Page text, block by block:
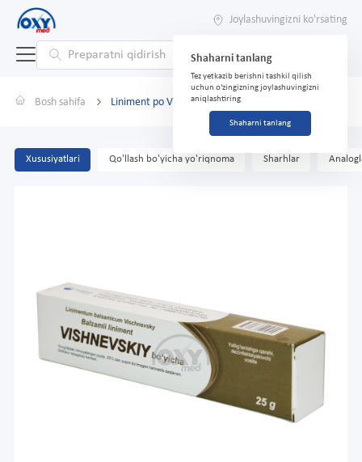
Joylashuvingizni ko'rsating
Shaharni tanlang
Tez yetkazib berishni tashkil qilish
uchun o'zingizning joylashuvingizni
aniqlashtiring
Shaharni tanlang
Bosh sahifa Liniment po Vishnevskomu 25g
Xususiyatlari Qo'llash bo'yicha yo'riqnoma Sharhlar